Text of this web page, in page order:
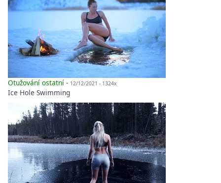
Otužování ostatní - 12/12/2021 - 1324x
Ice Hole Swimming